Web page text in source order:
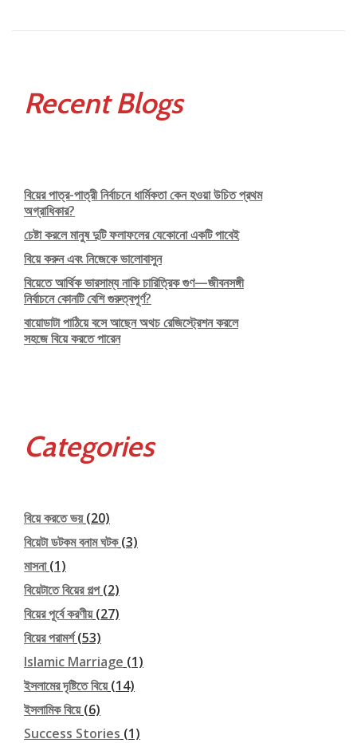
Recent Blogs
বিয়ের পাত্র-পাত্রী নির্বাচনে ধার্মিকতা কেন হওয়া উচিত প্রথম
অগ্রাধিকার?
চেষ্টা করলে মানুষ দুটি ফলাফলের যেকোনো একটি পাবেই
বিয়ে করুন এবং নিজেকে ভালোবাসুন
বিয়েতে আর্থিক ভারসাম্য নাকি চারিত্রিক গুণ—জীবনসঙ্গী
নির্বাচনে কোনটি বেশি গুরুত্বপূর্ণ?
বায়োডাটা পাঠিয়ে বসে আছেন অথচ রেজিস্ট্রেশন করলে
সহজে বিয়ে করতে পারেন
Categories
বিয়ে করতে ভয়(20)
বিয়েটা ডটকম বনাম ঘটক(3)
মাসনা(1)
বিয়েটাতে বিয়ের গল্প(2)
বিয়ের পূর্বে করণীয়(27)
বিয়ের পরামর্শ(53)
Islamic Marriage (1)
ইসলামের দৃষ্টিতে বিয়ে(14)
ইসলামিক বিয়ে(6)
Success Stories (1)